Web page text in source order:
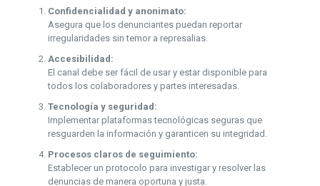
Confidencialidad y anonimato:
Asegura que los denunciantes puedan reportar
irregularidades sin temor a represalias.
Accesibilidad:
El canal debe ser fácil de usar y estar disponible para
todos los colaboradores y partes interesadas.
Tecnología y seguridad:
Implementar plataformas tecnológicas seguras que
resguarden la información y garanticen su integridad.
Procesos claros de seguimiento:
Establecer un protocolo para investigar y resolver las
denuncias de manera oportuna y justa.